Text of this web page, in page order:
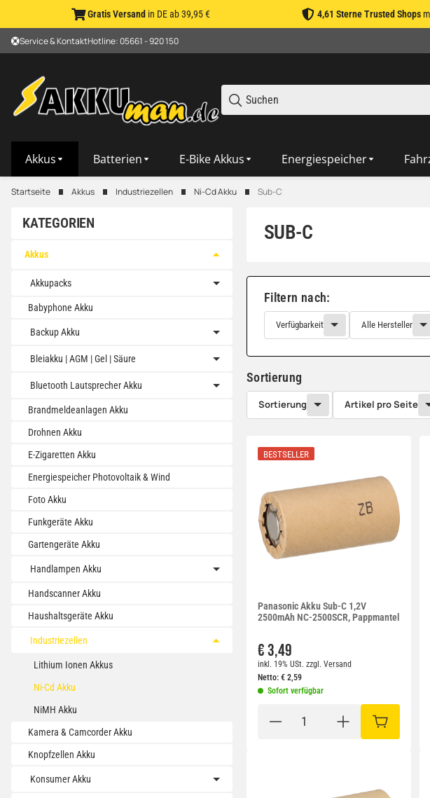
Gratis Versand in DE ab 39,95 € 4,61 Sterne Trusted Shops
Service & KontaktHotline: 05661 - 920 150
Akkus Batterien E-Bike Akkus Energiespeicher
Startseite Akkus Industriezellen Ni-Cd Akku Sub-C
SUB-C
Filtern nach:
Verfügbarkeit Alle Hersteller
Sortierung
Sortierung Artikel pro Seite
BESTSELLER
Panasonic Akku Sub-C 1,2V
2500mAh NC-2500SCR, Pappmantel
€ 3,49
inkl. 19% USt. zzgl. Versand
Netto: € 2,59
Sofort verfügbar
IN DEN
KATEGORIEN
Akkus
Akkupacks
Babyphone Akku
Backup Akku
Bleiakku | AGM | Gel | Säure
Bluetooth Lautsprecher Akku
Brandmeldeanlagen Akku
Drohnen Akku
E-Zigaretten Akku
Energiespeicher Photovoltaik & Wind
Foto Akku
Funkgeräte Akku
Gartengeräte Akku
Handlampen Akku
Handscanner Akku
Haushaltsgeräte Akku
Industriezellen
Lithium Ionen Akkus
Ni-Cd Akku
NiMH Akku
Kamera & Camcorder Akku
Knopfzellen Akku
Konsumer Akku